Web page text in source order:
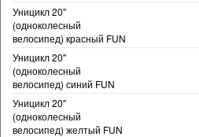
Уницикл 20"
(одноколесный
велосипед) красный FUN
Уницикл 20"
(одноколесный
велосипед) синий FUN
Уницикл 20"
(одноколесный
велосипед) желтый FUN